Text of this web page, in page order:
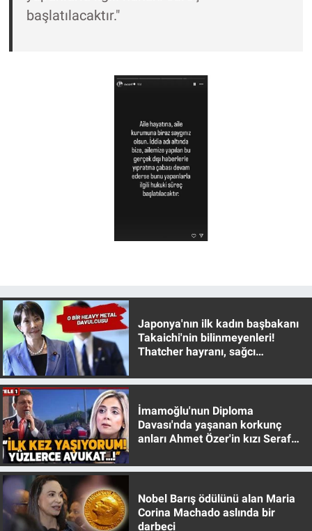
başlatılacaktır."
Japonya'nın ilk kadın başbakanı
Takaichi'nin bilinmeyenleri!
Thatcher hayranı, sağcı
İmamoğlu'nun Diploma
Davası'nda yaşanan korkunç
anları Ahmet Özer'in kızı Seraf
Nobel Barış ödülünü alan Maria
Corina Machado aslında bir
darbeci
Sağlık
Türkiye'nin Geleceği
Türkiye'nin Gündemi